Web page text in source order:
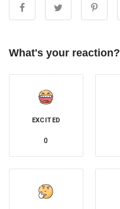
What's your reaction?
EXCITED
0